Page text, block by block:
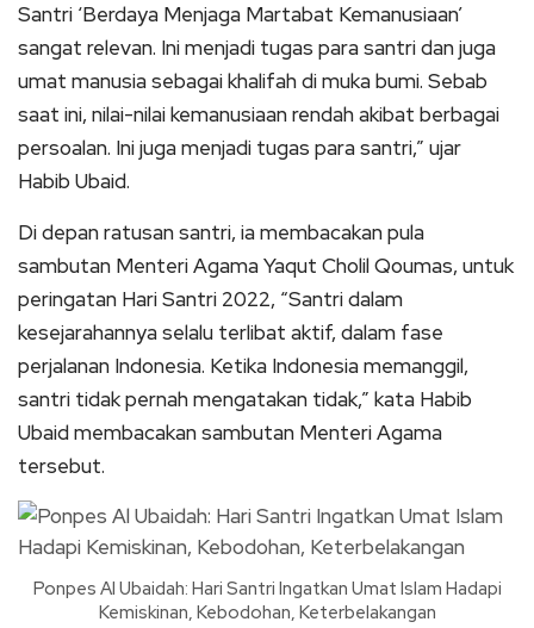
Santri ‘Berdaya Menjaga Martabat Kemanusiaan’
sangat relevan. Ini menjadi tugas para santri dan juga
umat manusia sebagai khalifah di muka bumi. Sebab
saat ini, nilai-nilai kemanusiaan rendah akibat berbagai
persoalan. Ini juga menjadi tugas para santri,” ujar
Habib Ubaid.
Di depan ratusan santri, ia membacakan pula
sambutan Menteri Agama Yaqut Cholil Qoumas, untuk
peringatan Hari Santri 2022, “Santri dalam
kesejarahannya selalu terlibat aktif, dalam fase
perjalanan Indonesia. Ketika Indonesia memanggil,
santri tidak pernah mengatakan tidak,” kata Habib
Ubaid membacakan sambutan Menteri Agama
tersebut.
Ponpes Al Ubaidah: Hari Santri Ingatkan Umat Islam Hadapi
Kemiskinan, Kebodohan, Keterbelakangan